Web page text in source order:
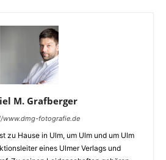
M. Grafberger
www.dmg-fotografie.de
zu Hause in Ulm, um Ulm und um Ulm
eines Ulmer Verlags und